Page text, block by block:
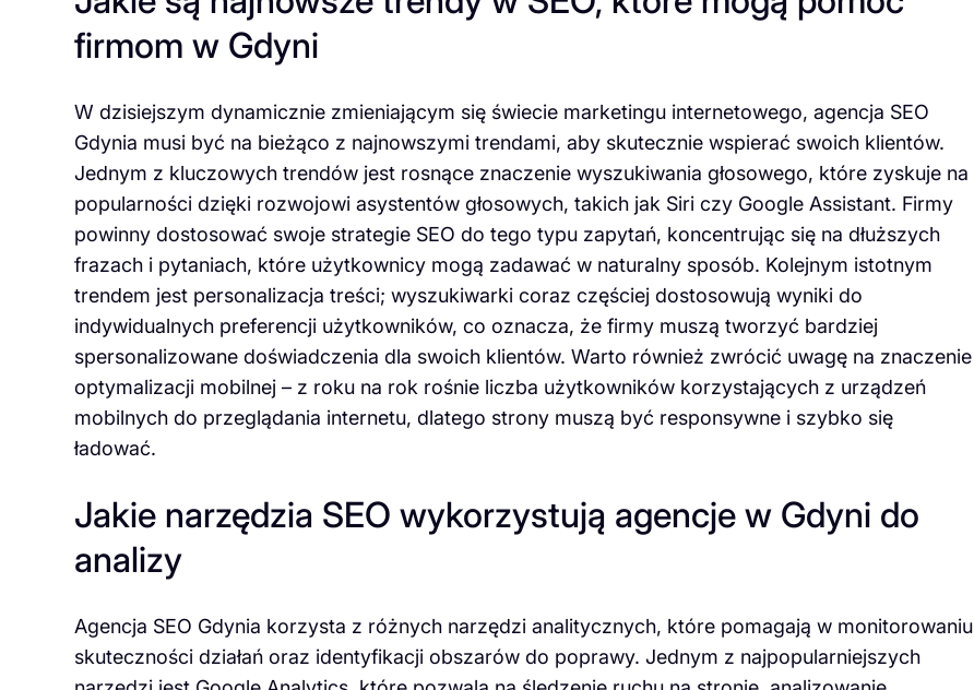
firmom w Gdyni
W dzisiejszym dynamicznie zmieniającym się świecie marketingu internetowego, agencja SEO
Gdynia musi być na bieżąco z najnowszymi trendami, aby skutecznie wspierać swoich klientów.
Jednym z kluczowych trendów jest rosnące znaczenie wyszukiwania głosowego, które zyskuje na
popularności dzięki rozwojowi asystentów głosowych, takich jak Siri czy Google Assistant. Firmy
powinny dostosować swoje strategie SEO do tego typu zapytań, koncentrując się na dłuższych
frazach i pytaniach, które użytkownicy mogą zadawać w naturalny sposób. Kolejnym istotnym
trendem jest personalizacja treści; wyszukiwarki coraz częściej dostosowują wyniki do
indywidualnych preferencji użytkowników, co oznacza, że firmy muszą tworzyć bardziej
spersonalizowane doświadczenia dla swoich klientów. Warto również zwrócić uwagę na znaczenie
optymalizacji mobilnej – z roku na rok rośnie liczba użytkowników korzystających z urządzeń
mobilnych do przeglądania internetu, dlatego strony muszą być responsywne i szybko się
ładować.
Jakie narzędzia SEO wykorzystują agencje w Gdyni do
analizy
Agencja SEO Gdynia korzysta z różnych narzędzi analitycznych, które pomagają w monitorowaniu
skuteczności działań oraz identyfikacji obszarów do poprawy. Jednym z najpopularniejszych